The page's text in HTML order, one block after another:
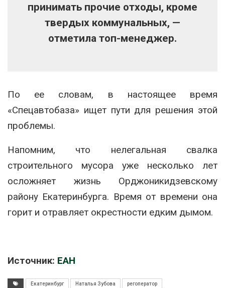
принимать прочие отходы, кроме
твердых коммунальных, —
отметила топ-менеджер.
По ее словам, в настоящее время
«Спецавтобаза» ищет пути для решения этой
проблемы.
Напомним, что нелегальная свалка
строительного мусора уже несколько лет
осложняет жизнь Орджоникидзевскому
району Екатеринбурга. Время от времени она
горит и отравляет окрестности едким дымом.
Источник: ЕАН
Екатеринбург Наталья Зубова регоператор